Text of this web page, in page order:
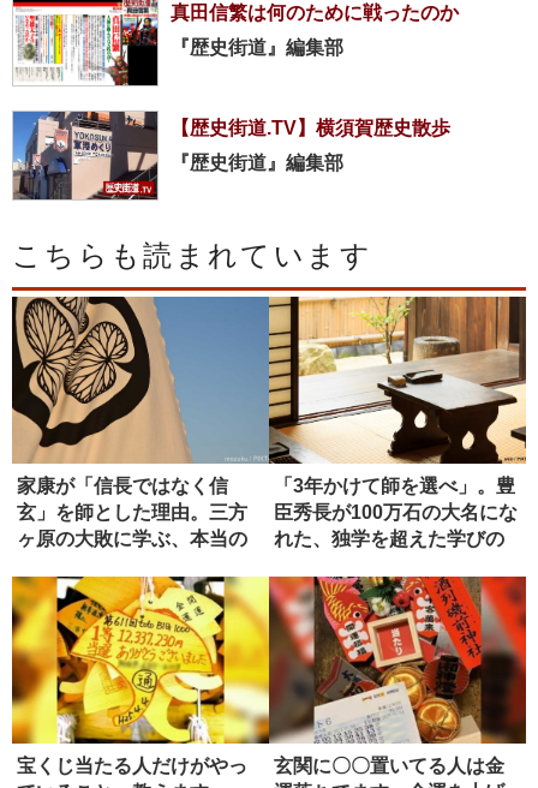
真田信繁は何のために戦ったのか
『歴史街道』編集部
【歴史街道.TV】横須賀歴史散歩
『歴史街道』編集部
こちらも読まれています
家康が「信長ではなく信
玄」を師とした理由。三方
ヶ原の大敗に学ぶ、本当の
「3年かけて師を選べ」。豊
臣秀長が100万石の大名にな
れた、独学を超えた学びの
宝くじ当たる人だけがやっ
玄関に〇〇置いてる人は金